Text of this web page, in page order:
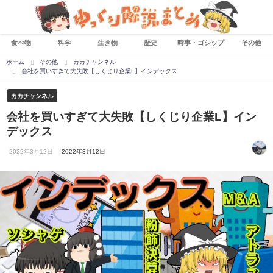
食べ物 科学 生き物 歴史 時事・ゴシップ その他
ホーム その他
カカチャンネル
会社を買いすぎて大失敗【しくじり企業L】インデックス
カカチャンネル
会社を買いすぎて大失敗【しくじり企業L】イン
デックス
2022年3月12日 2022年3月12日